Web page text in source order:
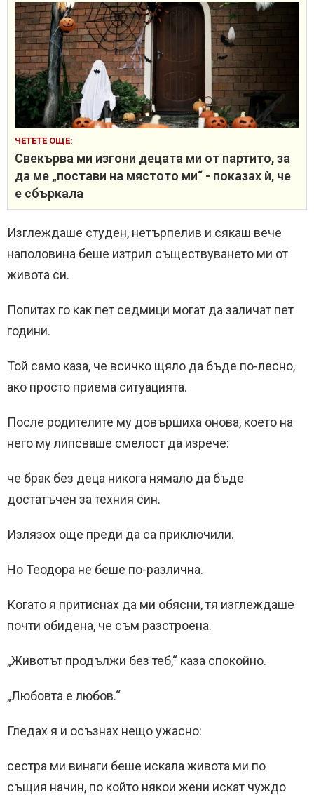
ЧЕТЕТЕ ОЩЕ:
Свекърва ми изгони децата ми от партито, за
да ме „постави на мястото ми“ - показах ѝ, че
е сбъркала
Изглеждаше студен, нетърпелив и сякаш вече
наполовина беше изтрил съществуването ми от
живота си.
Попитах го как пет седмици могат да заличат пет
години.
Той само каза, че всичко щяло да бъде по-лесно,
ако просто приема ситуацията.
После родителите му довършиха онова, което на
него му липсваше смелост да изрече:
че брак без деца никога нямало да бъде
достатъчен за техния син.
Излязох още преди да са приключили.
Но Теодора не беше по-различна.
Когато я притиснах да ми обясни, тя изглеждаше
почти обидена, че съм разстроена.
„Животът продължи без теб,“ каза спокойно.
„Любовта е любов.“
Гледах я и осъзнах нещо ужасно:
сестра ми винаги беше искала живота ми по
същия начин, по който някои жени искат чуждо